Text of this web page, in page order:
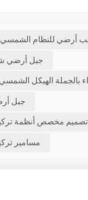
أرضي للنظام الشمسي
جبل أرضي
بالجملة الهيكل
جبل
تصميم مخصص أنظمة
مسامير